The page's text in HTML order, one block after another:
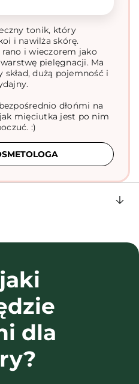
tonik, który
i nawilża skórę.
i wieczorem jako
pielęgnacji. Ma
dużą pojemność i
dłońmi na
mięciutka jest po nim
:)
dla